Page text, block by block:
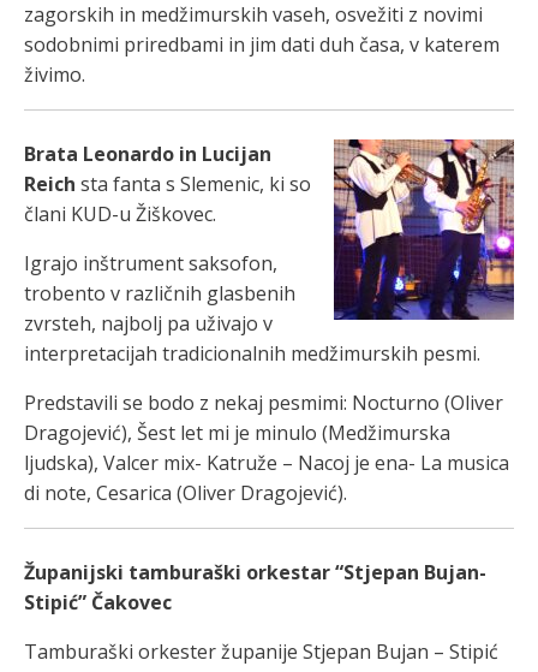
zagorskih in medžimurskih vaseh, osvežiti z novimi
sodobnimi priredbami in jim dati duh časa, v katerem
živimo.
Brata Leonardo in Lucijan
Reich sta fanta s Slemenic, ki so
člani KUD-u Žiškovec.
Igrajo inštrument saksofon,
trobento v različnih glasbenih
zvrsteh, najbolj pa uživajo v
interpretacijah tradicionalnih medžimurskih pesmi.
Predstavili se bodo z nekaj pesmimi: Nocturno (Oliver
Dragojević), Šest let mi je minulo (Medžimurska
ljudska), Valcer mix- Katruže – Nacoj je ena- La musica
di note, Cesarica (Oliver Dragojević).
Županijski tamburaški orkestar “Stjepan Bujan-
Stipić” Čakovec
Tamburaški orkester županije Stjepan Bujan – Stipić